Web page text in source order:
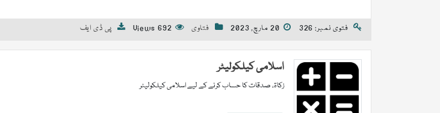
فتوی نمبر: 326 20 مارچ, 2023 فتاوی 692 Views پی ڈی ایف
اسلامی کیلکولیٹر
زکاۃ، صدقات کا حساب کرنے کے لیے اسلامی کیلکولیٹر